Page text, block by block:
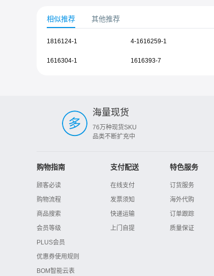
相似推荐 其他推荐
1816124-1 4-1616259-1
1616304-1 1616393-7
海量现货
76万种现货SKU
品类不断扩充中
购物指南
顾客必读
购物流程
商品搜索
会员等级
PLUS会员
优惠券使用规则
BOM智能云表
支付配送
在线支付
发票须知
快递运输
上门自提
特色服务
订货服务
海外代购
订单跟踪
质量保证